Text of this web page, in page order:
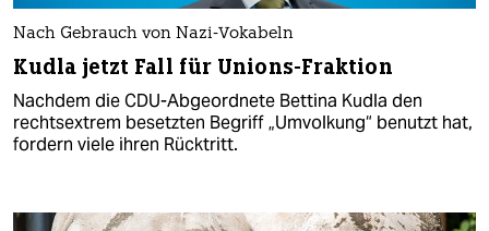
Nach Gebrauch von Nazi-Vokabeln
Kudla jetzt Fall für Unions-Fraktion
Nachdem die CDU-Abgeordnete Bettina Kudla den
rechtsextrem besetzten Begriff „Umvolkung“ benutzt hat,
fordern viele ihren Rücktritt.